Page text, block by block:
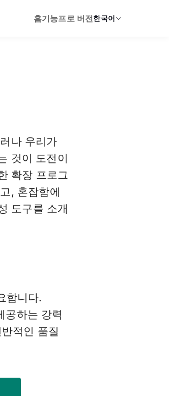
홈기능프로 버전한국어
나 우리가
것이 도전이
확장 프로그
, 혼잡함에
도구를 소개
합니다.
공하는 강력
적인 품질